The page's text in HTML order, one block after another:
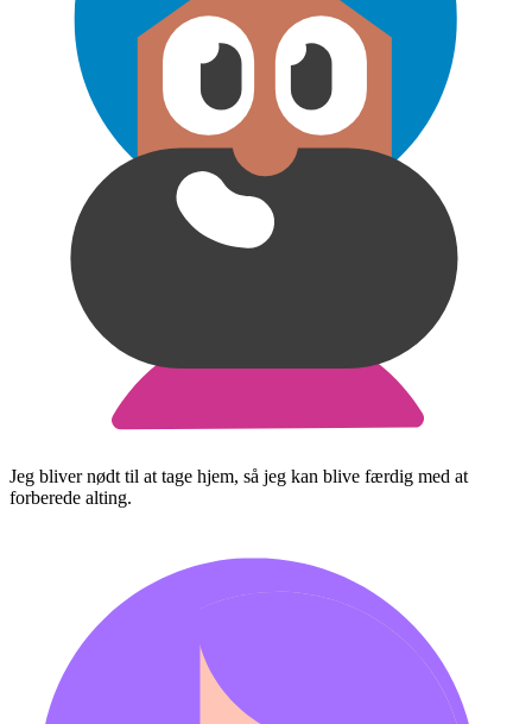
Jeg bliver nødt til at tage hjem, så jeg kan blive færdig med at
forberede alting.